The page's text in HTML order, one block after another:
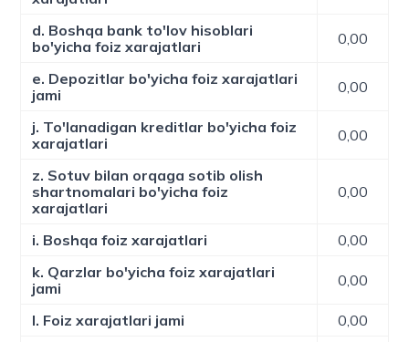
d. Boshqa bank to'lov hisoblari
bo'yicha foiz xarajatlari
0,00
e. Depozitlar bo'yicha foiz xarajatlari
jami
0,00
j. To'lanadigan kreditlar bo'yicha foiz
xarajatlari
0,00
z. Sotuv bilan orqaga sotib olish
shartnomalari bo'yicha foiz
xarajatlari
0,00
i. Boshqa foiz xarajatlari
0,00
k. Qarzlar bo'yicha foiz xarajatlari
jami
0,00
l. Foiz xarajatlari jami
0,00